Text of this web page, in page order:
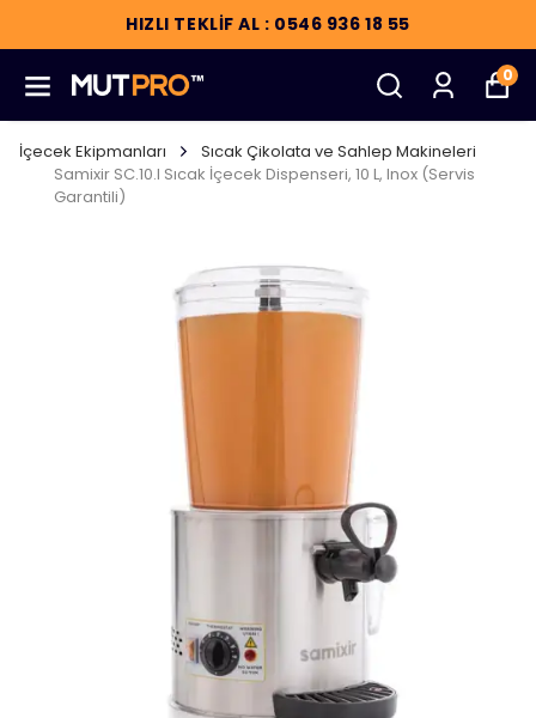
HIZLI TEKLİF AL : 0546 936 18 55
0
İçecek Ekipmanları
Sıcak Çikolata ve Sahlep Makineleri
Samixir SC.10.I Sıcak İçecek Dispenseri, 10 L, Inox (Servis
Garantili)